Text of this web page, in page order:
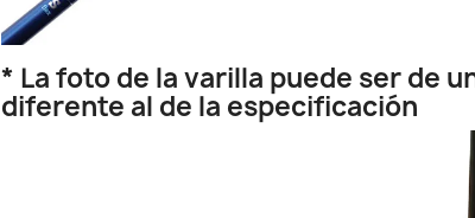
* La foto de la varilla puede ser de
diferente al de la especificación